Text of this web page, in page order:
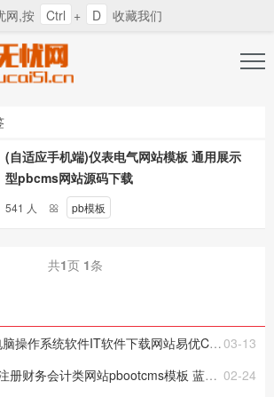
网,按 Ctrl + D
收藏我们
歉信
(自适应手机端)仪表电气网站模板 通用展示
型pbcms网站源码下载
541 人 pb模板
共1页 1条
03-13
作系统软件IT软件下载网站易优CMS模板下载
02-24
会计类网站pbootcms模板 蓝色律师公证网站源码下载